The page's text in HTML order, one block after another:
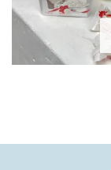
řeknou často více,